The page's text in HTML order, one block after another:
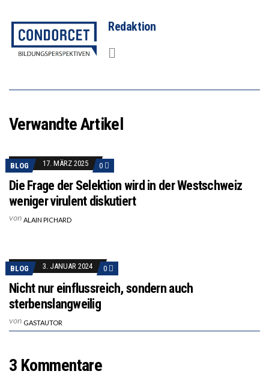
Redaktion
Verwandte Artikel
BLOG 17. MÄRZ 2025 0
Die Frage der Selektion wird in der Westschweiz
weniger virulent diskutiert
von ALAIN PICHARD
BLOG 3. JANUAR 2024 0
Nicht nur einflussreich, sondern auch
sterbenslangweilig
von GASTAUTOR
3 Kommentare